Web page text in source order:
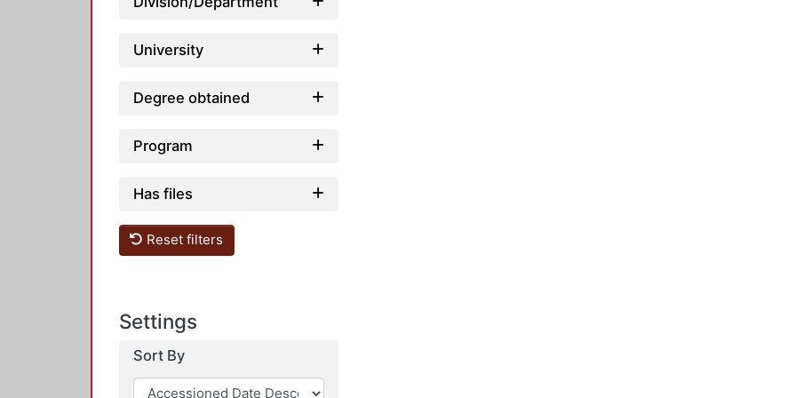
University
Degree obtained
Program
Has files
Reset filters
Settings
Sort By